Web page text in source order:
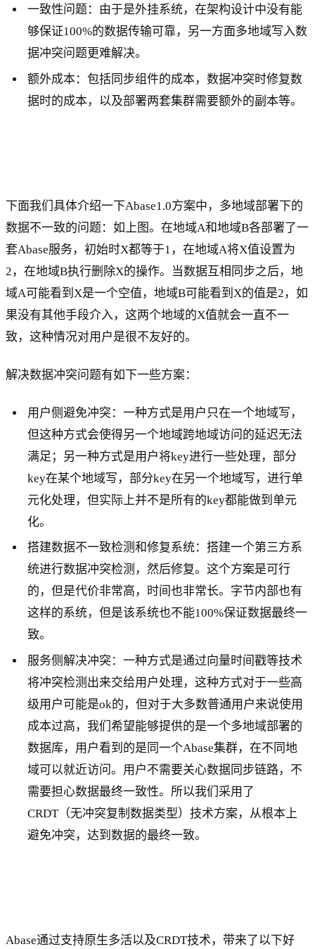
一致性问题：由于是外挂系统，在架构设计中没有能
够保证100%的数据传输可靠，另一方面多地域写入数
据冲突问题更难解决。
额外成本：包括同步组件的成本，数据冲突时修复数
据时的成本，以及部署两套集群需要额外的副本等。
下面我们具体介绍一下Abase1.0方案中，多地域部署下的
数据不一致的问题：如上图。在地域A和地域B各部署了一
套Abase服务，初始时X都等于1，在地域A将X值设置为
2，在地域B执行删除X的操作。当数据互相同步之后，地
域A可能看到X是一个空值，地域B可能看到X的值是2，如
果没有其他手段介入，这两个地域的X值就会一直不一
致，这种情况对用户是很不友好的。
解决数据冲突问题有如下一些方案：
用户侧避免冲突：一种方式是用户只在一个地域写，
但这种方式会使得另一个地域跨地域访问的延迟无法
满足；另一种方式是用户将key进行一些处理，部分
key在某个地域写，部分key在另一个地域写，进行单
元化处理，但实际上并不是所有的key都能做到单元
化。
搭建数据不一致检测和修复系统：搭建一个第三方系
统进行数据冲突检测，然后修复。这个方案是可行
的，但是代价非常高，时间也非常长。字节内部也有
这样的系统，但是该系统也不能100%保证数据最终一
致。
服务侧解决冲突：一种方式是通过向量时间戳等技术
将冲突检测出来交给用户处理，这种方式对于一些高
级用户可能是ok的，但对于大多数普通用户来说使用
成本过高，我们希望能够提供的是一个多地域部署的
数据库，用户看到的是同一个Abase集群，在不同地
域可以就近访问。用户不需要关心数据同步链路，不
需要担心数据最终一致性。所以我们采用了
CRDT（无冲突复制数据类型）技术方案，从根本上
避免冲突，达到数据的最终一致。
Abase通过支持原生多活以及CRDT技术，带来了以下好